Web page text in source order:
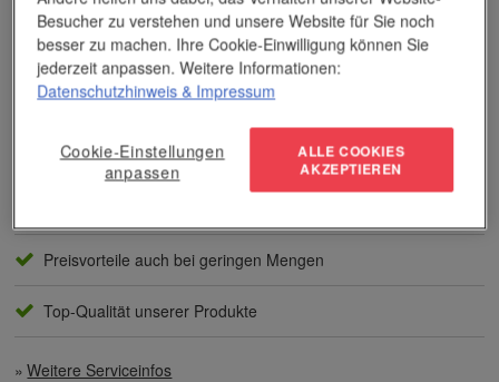
insbesondere wenn es um professionellenWerbedruckund
andere Veredelungsverfahren geht.
Unser Service
Individuelle Beratung
Preisvorteile auch bei geringen Mengen
Top-Qualität unserer Produkte
Weitere Serviceinfos
Besucher zu verstehen und unsere Website für Sie noch
besser zu machen. Ihre Cookie-Einwilligung können Sie
jederzeit anpassen. Weitere Informationen:
Datenschutzhinweis & Impressum
Cookie-Einstellungen
anpassen
ALLE COOKIES
AKZEPTIEREN